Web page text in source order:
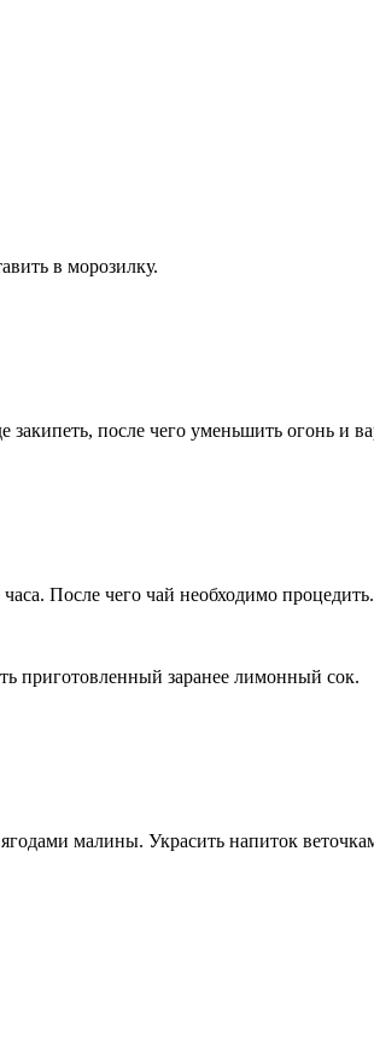
в морозилку.
после чего уменьшить огонь и
После чего чай необходимо процедить.
приготовленный заранее лимонный сок.
малины. Украсить напиток